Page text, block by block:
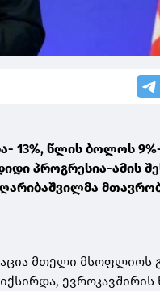
13%, წლის ბოლოს
პროგრესია-ამის
მთელი მსოფლიოს
ევროკავშირის